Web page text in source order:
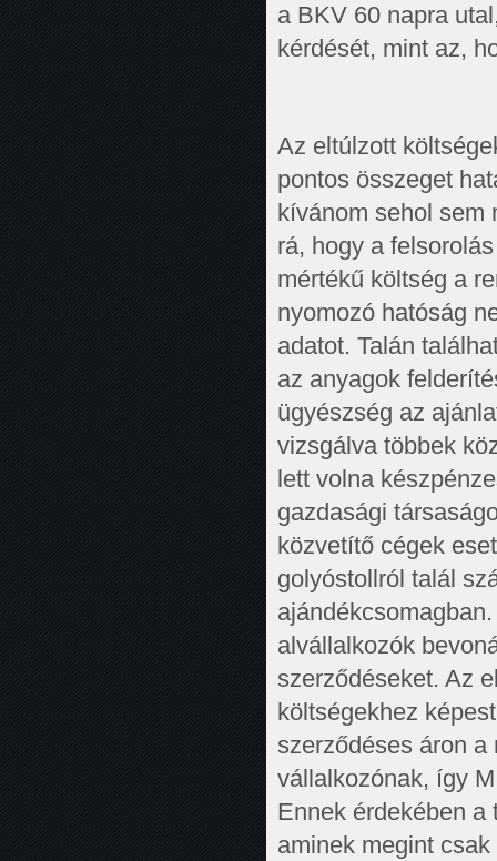
a BKV 60 napra
kérdését, mint az,
Az eltúlzott
pontos összeget
kívánom sehol sem
rá, hogy a
mértékű költség a
nyomozó hatóság
adatot. Talán
az anyagok
ügyészség az
vizsgálva többek
lett volna
gazdasági
közvetítő cégek
golyóstollról talál
alvállalkozók
szerződéseket. Az
költségekhez
szerződéses áron
vállalkozónak, így
Ennek érdekében a
aminek megint